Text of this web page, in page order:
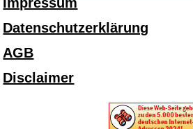
Datenschutzerklärung
AGB
Disclaimer